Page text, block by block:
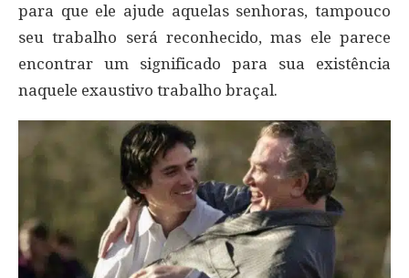
para que ele ajude aquelas senhoras, tampouco
seu trabalho será reconhecido, mas ele parece
encontrar um significado para sua existência
naquele exaustivo trabalho braçal.